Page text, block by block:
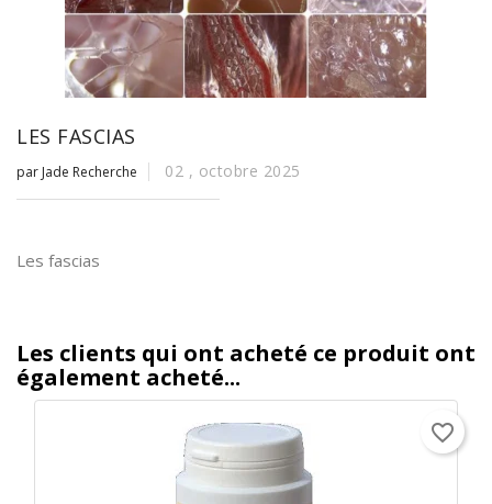
LES FASCIAS
par Jade Recherche 02 , octobre 2025
Les fascias
Les clients qui ont acheté ce produit ont
également acheté...
favorite_border